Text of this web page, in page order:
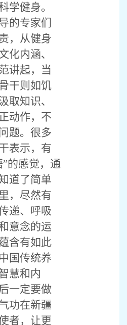
学健身。
的专家们
，从健身
化内涵、
讲起，当
干则如饥
取知识、
动作，不
题。很多
表示，有
”的感觉，通
道了简单
，尽然有
递、呼吸
意念的运
含有如此
国传统养
慧和内
一定要做
功在新疆
者，让更